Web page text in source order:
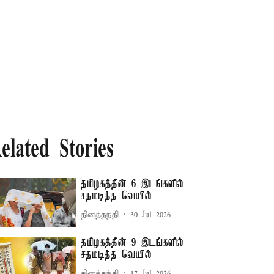
Stories
தமிழகத்தின் 6 இடங்களில்
சதமடித்த வெயில்
தினத்தந்தி 30 Jul 2026
தமிழகத்தின் 9 இடங்களில்
சதமடித்த வெயில்